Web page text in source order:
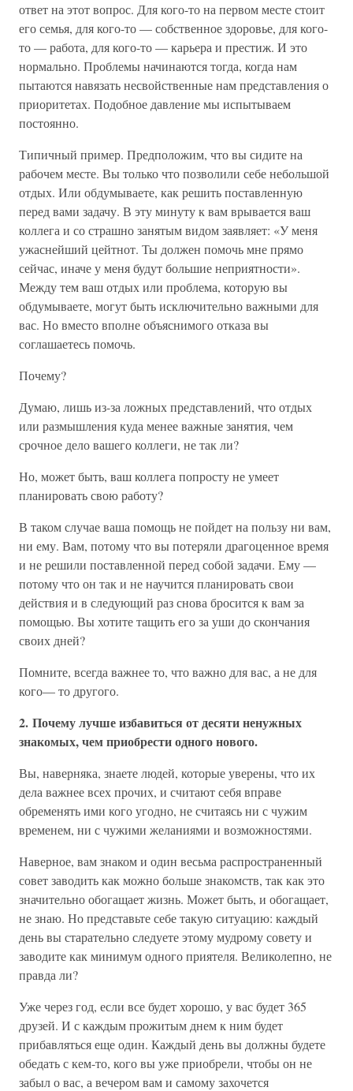
ответ на этот вопрос. Для кого-то на первом месте стоит
его семья, для кого-то — собственное здоровье, для кого-
то — работа, для кого-то — карьера и престиж. И это
нормально. Проблемы начинаются тогда, когда нам
пытаются навязать несвойственные нам представления о
приоритетах. Подобное давление мы испытываем
постоянно.
Типичный пример. Предположим, что вы сидите на
рабочем месте. Вы только что позволили себе небольшой
отдых. Или обдумываете, как решить поставленную
перед вами задачу. В эту минуту к вам врывается ваш
коллега и со страшно занятым видом заявляет: «У меня
ужаснейший цейтнот. Ты должен помочь мне прямо
сейчас, иначе у меня будут большие неприятности».
Между тем ваш отдых или проблема, которую вы
обдумываете, могут быть исключительно важными для
вас. Но вместо вполне объяснимого отказа вы
соглашаетесь помочь.
Почему?
Думаю, лишь из-за ложных представлений, что отдых
или размышления куда менее важные занятия, чем
срочное дело вашего коллеги, не так ли?
Но, может быть, ваш коллега попросту не умеет
планировать свою работу?
В таком случае ваша помощь не пойдет на пользу ни вам,
ни ему. Вам, потому что вы потеряли драгоценное время
и не решили поставленной перед собой задачи. Ему —
потому что он так и не научится планировать свои
действия и в следующий раз снова бросится к вам за
помощью. Вы хотите тащить его за уши до скончания
своих дней?
Помните, всегда важнее то, что важно для вас, а не для
кого— то другого.
2. Почему лучше избавиться от десяти ненужных
знакомых, чем приобрести одного нового.
Вы, наверняка, знаете людей, которые уверены, что их
дела важнее всех прочих, и считают себя вправе
обременять ими кого угодно, не считаясь ни с чужим
временем, ни с чужими желаниями и возможностями.
Наверное, вам знаком и один весьма распространенный
совет заводить как можно больше знакомств, так как это
значительно обогащает жизнь. Может быть, и обогащает,
не знаю. Но представьте себе такую ситуацию: каждый
день вы старательно следуете этому мудрому совету и
заводите как минимум одного приятеля. Великолепно, не
правда ли?
Уже через год, если все будет хорошо, у вас будет 365
друзей. И с каждым прожитым днем к ним будет
прибавляться еще один. Каждый день вы должны будете
обедать с кем-то, кого вы уже приобрели, чтобы он не
забыл о вас, а вечером вам и самому захочется